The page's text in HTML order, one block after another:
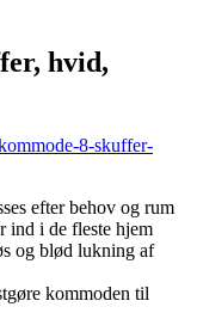
hvid,
8-skuffer-
efter behov og rum
ind i de fleste hjem
og blød lukning af
kommoden til